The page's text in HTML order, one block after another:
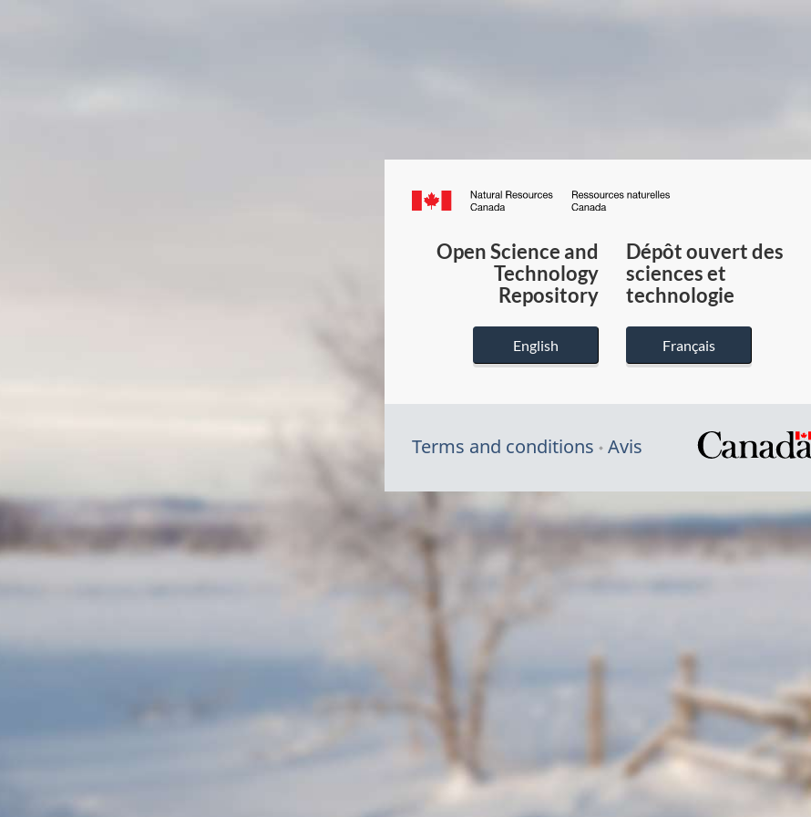
Canada.ca
du
Canada
Open Science and
Technology
Repository
English
Dépôt ouvert des
sciences et
technologie
Français
Terms and conditions Avis